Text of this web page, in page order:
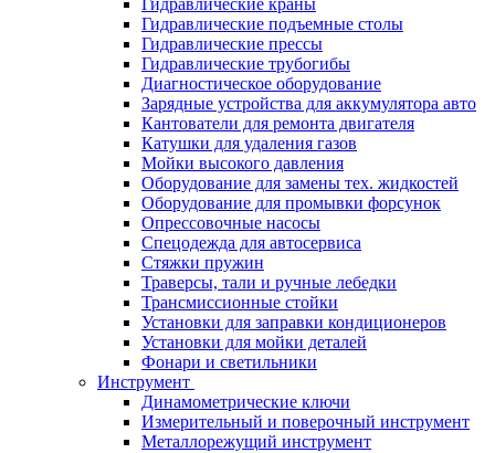
Гидравлические краны
Гидравлические подъемные столы
Гидравлические прессы
Гидравлические трубогибы
Диагностическое оборудование
Зарядные устройства для аккумулятора авто
Кантователи для ремонта двигателя
Катушки для удаления газов
Мойки высокого давления
Оборудование для замены тех. жидкостей
Оборудование для промывки форсунок
Опрессовочные насосы
Спецодежда для автосервиса
Стяжки пружин
Траверсы, тали и ручные лебедки
Трансмиссионные стойки
Установки для заправки кондиционеров
Установки для мойки деталей
Фонари и светильники
Инструмент
Динамометрические ключи
Измерительный и поверочный инструмент
Металлорежущий инструмент